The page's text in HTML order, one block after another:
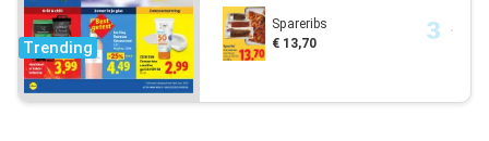
Trending
Spareribs
€ 13,70